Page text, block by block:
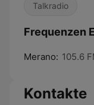
Talkradio
Frequenzen
Merano: 105.6
Kontakte